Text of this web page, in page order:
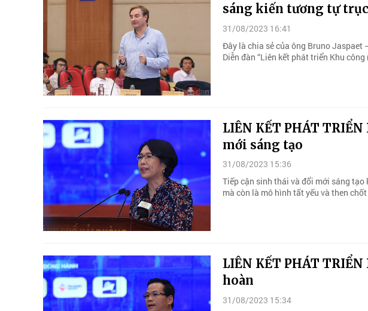
sáng kiến tương tự
31/08/2023 16:41
Đây là chia sẻ của ông Bruno Jaspaet
Diễn đàn “Liên kết phát triển Khu
LIÊN KẾT PHÁT
mới sáng tạo
31/08/2023 15:36
Tiếp cận sinh thái và đổi mới sáng
mà còn là mô hình tất yếu và then
LIÊN KẾT PHÁT
hoàn
31/08/2023 15:34